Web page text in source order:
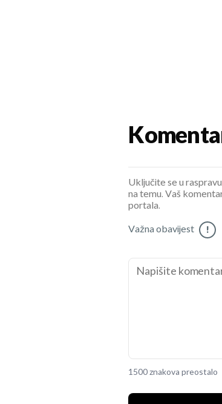
Uključite se u
na temu. Vaš
portala.
Važna obavijest !
1500 znakova preostalo